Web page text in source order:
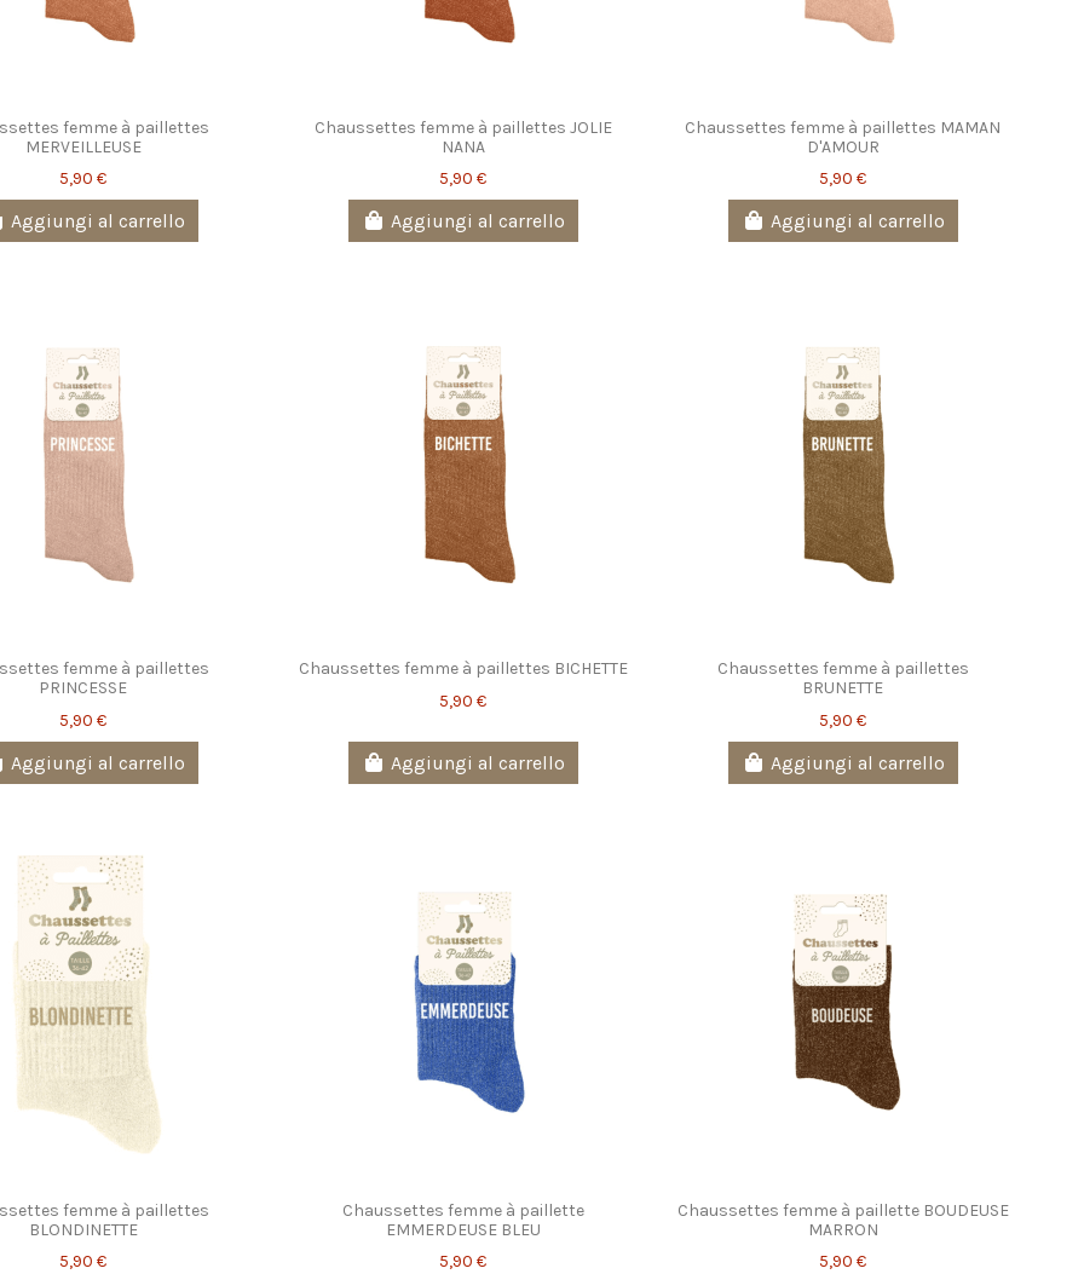
femme à paillettes
MERVEILLEUSE
5,90 €
Aggiungi al carrello
Chaussettes femme à paillettes JOLIE
NANA
5,90 €
Aggiungi al carrello
Chaussettes femme à paillettes MAMAN
D'AMOUR
5,90 €
Aggiungi al carrello
femme à paillettes
PRINCESSE
5,90 €
Aggiungi al carrello
Chaussettes femme à paillettes BICHETTE
5,90 €
Aggiungi al carrello
Chaussettes femme à paillettes
BRUNETTE
5,90 €
Aggiungi al carrello
femme à paillettes
BLONDINETTE
5,90 €
Chaussettes femme à paillette
EMMERDEUSE BLEU
5,90 €
Chaussettes femme à paillette BOUDEUSE
MARRON
5,90 €